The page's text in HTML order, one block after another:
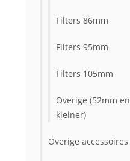
Filters 86mm
Filters 95mm
Filters 105mm
Overige (52mm en
kleiner)
Overige accessoires